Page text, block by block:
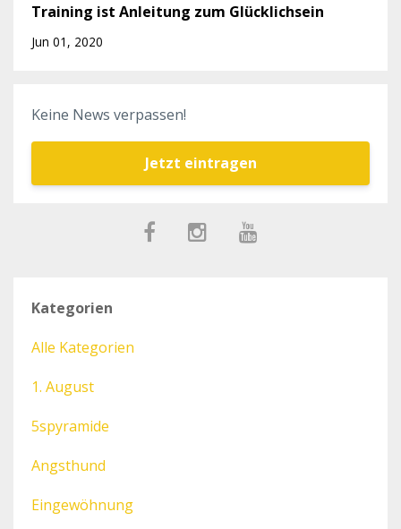
Training ist Anleitung zum Glücklichsein
Jun 01, 2020
Keine News verpassen!
Jetzt eintragen
Kategorien
Alle Kategorien
1. August
5spyramide
Angsthund
Eingewöhnung